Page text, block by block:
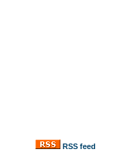
RSS feed